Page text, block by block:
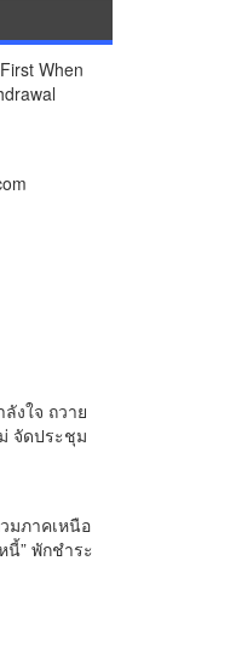
When
งใจ ถวาย
จัดประชุม
องวัด กว่า
มภาคเหนือ
นี้” พักชำระ